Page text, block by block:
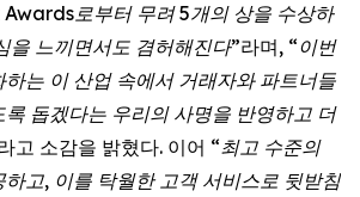
로부터 무려 5개의 상을 수상하
을 느끼면서도 겸허해진다”라며, “이번
는 이 산업 속에서 거래자와 파트너들
돕겠다는 우리의 사명을 반영하고 더
고 소감을 밝혔다. 이어 “최고 수준의
고, 이를 탁월한 고객 서비스로 뒷받침